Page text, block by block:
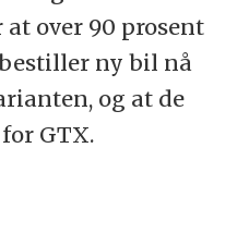
over 90 prosent
ny bil nå
og at de
GTX.